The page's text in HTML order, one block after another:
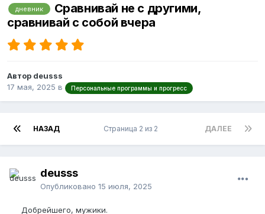
дневник
Сравнивай не с другими,
сравнивай с собой вчера
Автор deusss
17 мая, 2025 в Персональные программы и прогресс
НАЗАД ДАЛЕЕ
Страница 2 из 2
deusss
Опубликовано 15 июля, 2025
Добрейшего, мужики.